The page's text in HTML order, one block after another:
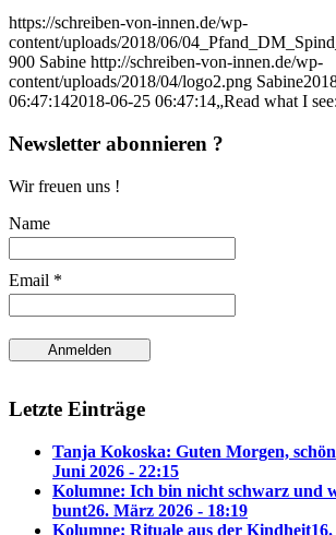
https://schreiben-von-innen.de/wp-
content/uploads/2018/06/
900 Sabine http://schreiben-von-innen.de/wp-
content/uploads/2018/04/logo2.png Sabine
06:47:142018-06-25 06:47:14„Read what I
Newsletter abonnieren ?
Wir freuen uns !
Name
Email *
Letzte Einträge
Tanja Kokoska: Guten Morgen,
Juni 2026 - 22:15
Kolumne: Ich bin nicht schwarz und
bunt26. März 2026 - 18:19
Kolumne: Rituale aus der Kindheit